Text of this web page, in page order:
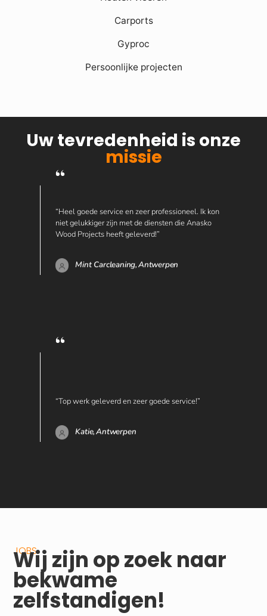
Carports
Gyproc
Persoonlijke projecten
Uw tevredenheid is onze
missie
“Heel goede service en zeer professioneel. Ik kon
niet gelukkiger zijn met de diensten die Anasko
Wood Projects heeft geleverd!”
Mint Carcleaning,Antwerpen
“Top werk geleverd en zeer goede service!”
Katie,Antwerpen
JOBS
Wij zijn op zoek naar
bekwame
zelfstandigen!